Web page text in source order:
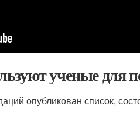
ученые для
опубликован список,